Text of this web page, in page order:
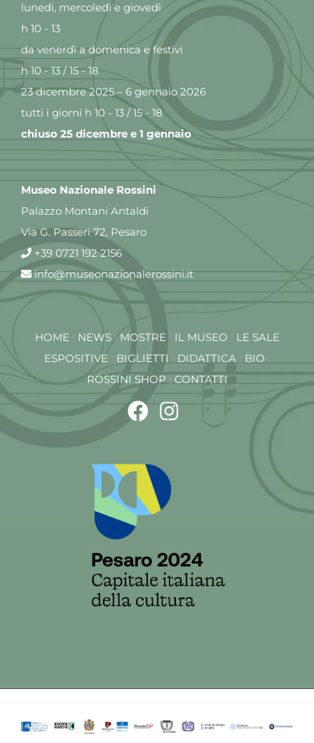
lunedì, mercoledì e giovedì
h 10 - 13
da venerdì a domenica e festivi
h 10 - 13 / 15 - 18
23 dicembre 2025 – 6 gennaio 2026
tutti i giorni h 10 - 13 / 15 - 18
chiuso 25 dicembre e 1 gennaio
Museo Nazionale Rossini
Palazzo Montani Antaldi
Via G. Passeri 72, Pesaro
+39 0721 192 2156
info@museonazionalerossini.it
HOME NEWS| MOSTRE IL MUSEO
LE SALE
ESPOSITIVE
BIGLIETTI DIDATTICA| BIO
ROSSINI SHOP| CONTATTI